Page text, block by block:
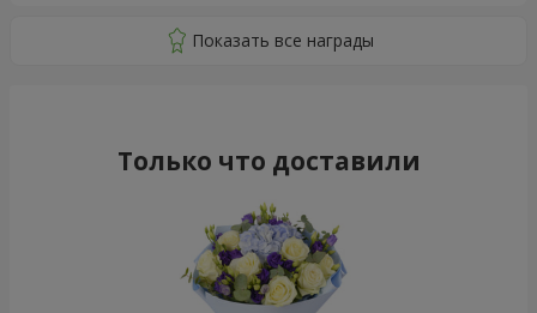
Только что доставили